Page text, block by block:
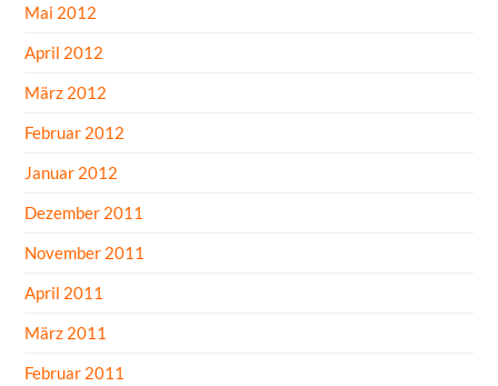
Mai 2012
April 2012
März 2012
Februar 2012
Januar 2012
Dezember 2011
November 2011
April 2011
März 2011
Februar 2011